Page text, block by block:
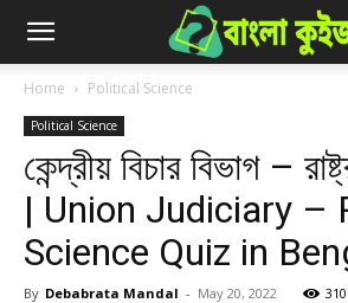
Home Political Science
Political Science
কেন্দ্রীয় বিচার বিভাগ –
| Union Judiciary –
Science Quiz in
By Debabrata Mandal - May 20, 2022 310